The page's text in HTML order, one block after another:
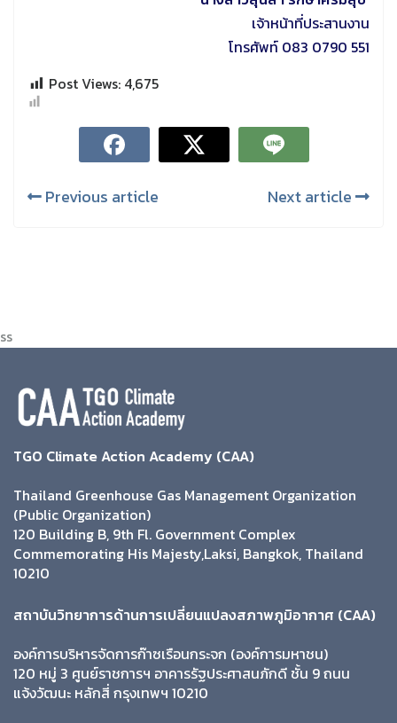
เจ้าหน้าที่ประสานงาน
โทรศัพท์ 083 0790 551
Post Views: 4,675
Previous article Next article
ss
TGO Climate Action Academy (CAA)
Thailand Greenhouse Gas Management Organization
(Public Organization)
120 Building B, 9th Fl. Government Complex
Commemorating His Majesty,Laksi, Bangkok, Thailand
10210
สถาบันวิทยาการด้านการเปลี่ยนแปลงสภาพภูมิอากาศ (CAA)
องค์การบริหารจัดการก๊าซเรือนกระจก (องค์การมหาชน)
120 หมู่ 3 ศูนย์ราชการฯ อาคารรัฐประศาสนภักดี ชั้น 9 ถนน
แจ้งวัฒนะ หลักสี่ กรุงเทพฯ 10210